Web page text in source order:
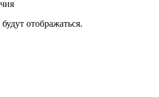
отображаться.